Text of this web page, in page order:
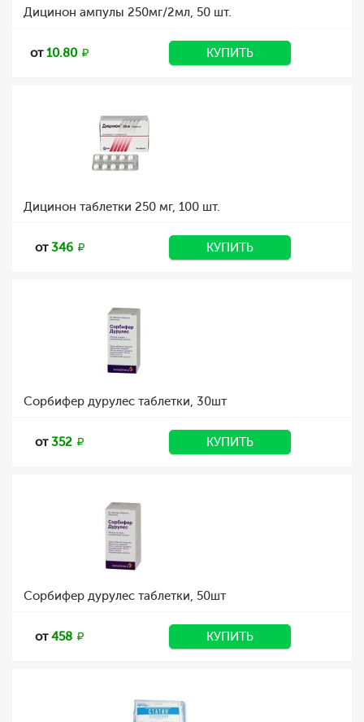
Дицинон ампулы 250мг/2мл, 50 шт.
от10.80 КУПИТЬ
Дицинон таблетки 250 мг, 100 шт.
от346 КУПИТЬ
Сорбифер дурулес таблетки, 30шт
от352 КУПИТЬ
Сорбифер дурулес таблетки, 50шт
от458 КУПИТЬ